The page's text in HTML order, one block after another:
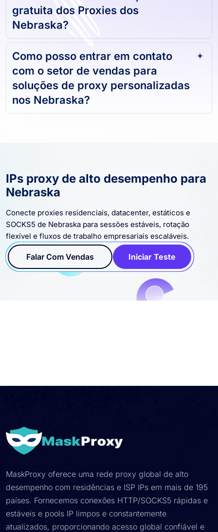
gratuita dos Proxies dos
Nebraska?
Como posso entrar em contato
com o setor de vendas para
soluções de proxy personalizadas
nos Nebraska?
IPs proxy de alto desempenho para
Nebraska
Conecte proxies residenciais, datacenter, estáticos e
SOCKS5 de Nebraska para sessões estáveis, rotação
flexível e fluxos de trabalho empresariais escaláveis.
Falar Com Vendas Iniciar Teste
MaskProxy oferece uma rede proxy global de alto
desempenho com residências e ISP IPs em mais de 195
países. Fornecemos conexões HTTP/SOCKS5 rápidas e
estáveis ​​e pools IP limpos e constantemente
atualizados, proporcionando acesso global confiável e